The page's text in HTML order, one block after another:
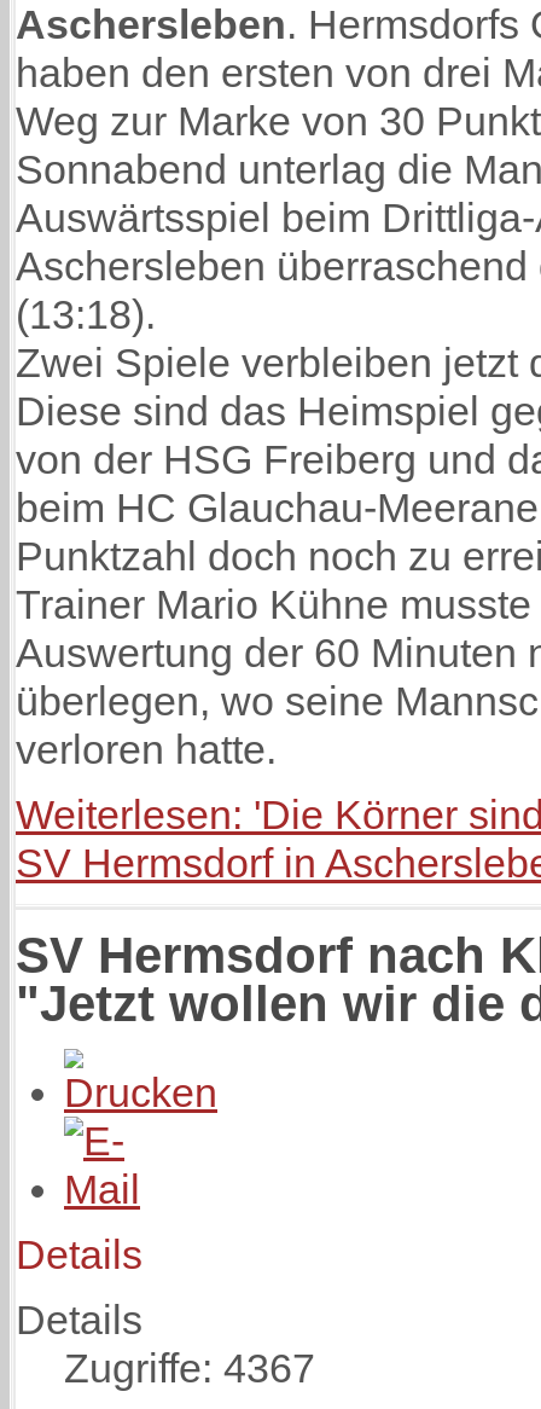
Aschersleben. Hermsdorfs
haben den ersten von drei
Weg zur Marke von 30
Sonnabend unterlag die
Auswärtsspiel beim
Aschersleben
(13:18).
Zwei Spiele verbleiben jetzt
Diese sind das Heimspiel
von der HSG Freiberg und
beim HC Glauchau-
Punktzahl doch noch zu
Trainer Mario Kühne
Auswertung der 60 Minuten
überlegen, wo seine
verloren hatte.
Weiterlesen: 'Die Körner
SV Hermsdorf in
SV Hermsdorf nach
"Jetzt wollen wir die
Details
Details
Zugriffe: 4367